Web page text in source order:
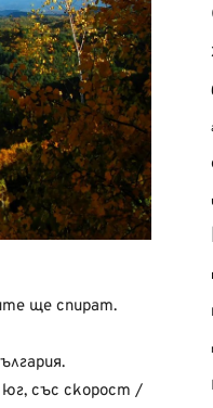
ще спират.
със скорост /